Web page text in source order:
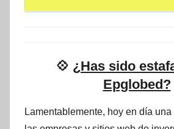
💠 ¿Has sido
Epglobed?
Lamentablemente, hoy en día